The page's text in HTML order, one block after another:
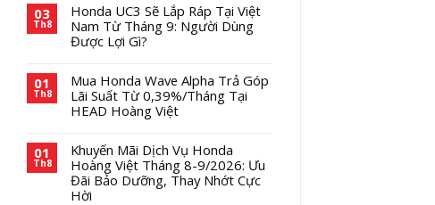
03
Th8
Honda UC3 Sẽ Lắp Ráp Tại Việt
Nam Từ Tháng 9: Người Dùng
Được Lợi Gì?
01
Th8
Mua Honda Wave Alpha Trả Góp
Lãi Suất Từ 0,39%/Tháng Tại
HEAD Hoàng Việt
01
Th8
Khuyến Mãi Dịch Vụ Honda
Hoàng Việt Tháng 8-9/2026: Ưu
Đãi Bảo Dưỡng, Thay Nhớt Cực
Hời